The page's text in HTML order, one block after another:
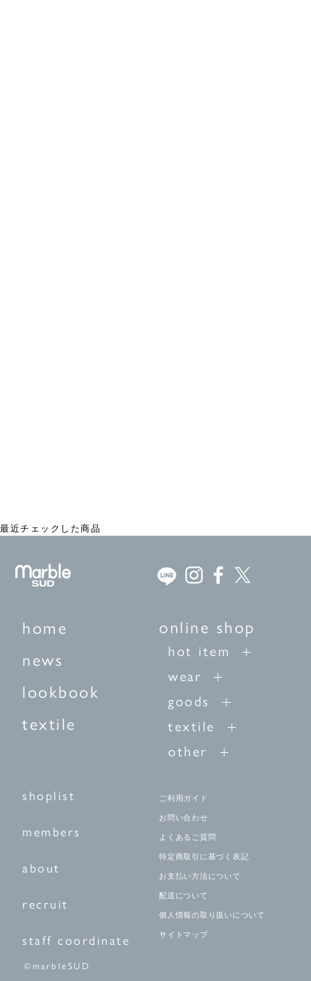
最近チェックした商品
home
news
lookbook
textile
online shop
hot item
wear
goods
textile
other
shoplist
members
about
recruit
staff coordinate
ご利用ガイド
お問い合わせ
よくあるご質問
特定商取引に基づく表記
お支払い方法について
配送について
個人情報の取り扱いについて
サイトマップ
©marbleSUD